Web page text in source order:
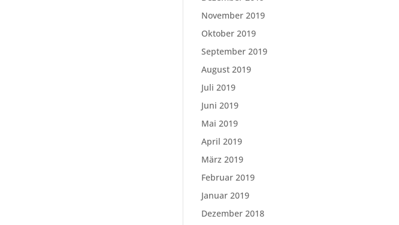
November 2019
Oktober 2019
September 2019
August 2019
Juli 2019
Juni 2019
Mai 2019
April 2019
März 2019
Februar 2019
Januar 2019
Dezember 2018